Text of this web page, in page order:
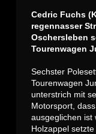
Cedric Fuchs
regennasser
Oschersleben
Tourenwagen
Sechster
Tourenwagen
unterstrich mit
Motorsport,
ausgeglichen ist
Holzappel